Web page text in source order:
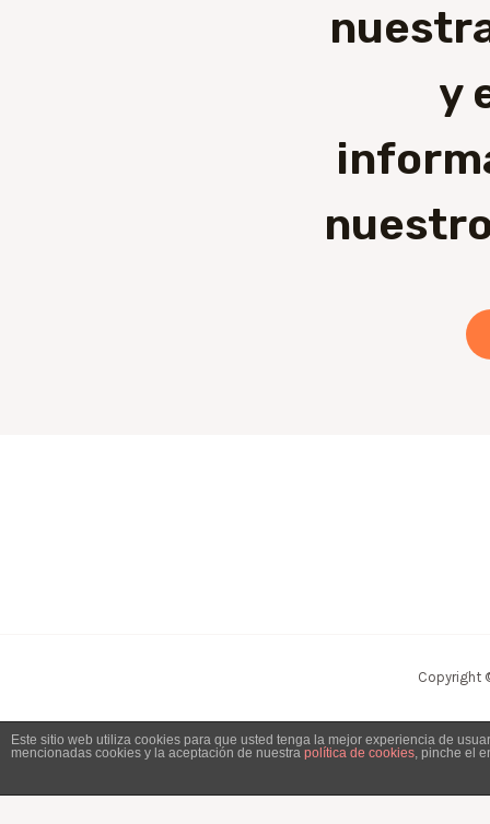
y
Copyright
Este sitio web utiliza cookies para que usted tenga la mejor experiencia de
mencionadas cookies y la aceptación de nuestra política de cookies, pinche el